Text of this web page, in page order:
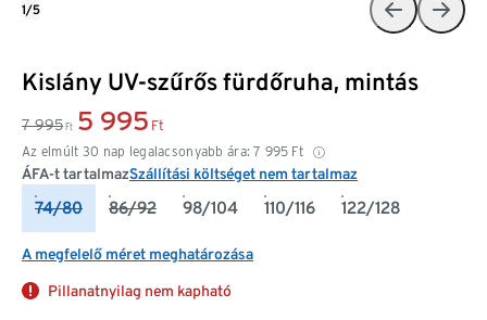
Kislány UV-szűrős fürdőruha, mintás
7 995 Ft 5 995 Ft
Az elmúlt 30 nap legalacsonyabb ára: 7 995 Ft
ÁFA-t tartalmazSzállítási költséget nem tartalmaz
74/80 86/92 98/104 110/116 122/128
A megfelelő méret meghatározása
Pillanatnyilag nem kapható
1/5